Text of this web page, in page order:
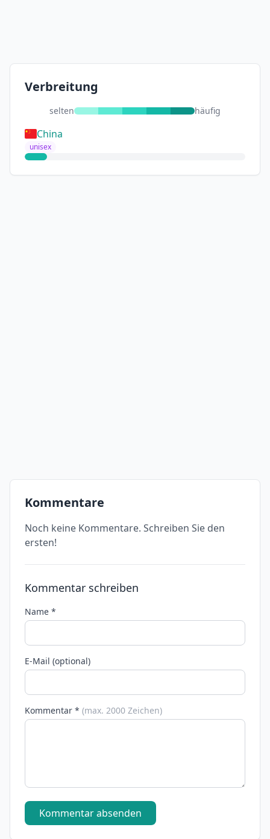
Verbreitung
selten häufig
China
unisex
Kommentare
Noch keine Kommentare. Schreiben Sie den
ersten!
Kommentar schreiben
Name *
E-Mail (optional)
Kommentar * (max. 2000 Zeichen)
Kommentar absenden